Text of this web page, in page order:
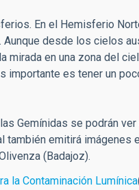
En el Hemisferio
desde los cielos
mirada en una zona del
importante es tener un
Gemínidas se podrán
también emitirá imágenes
(Badajoz).
la Contaminación Lumínica